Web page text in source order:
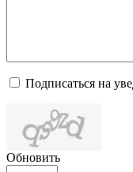
Подписаться на
Обновить